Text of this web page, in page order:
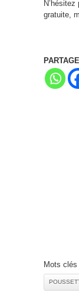
gratuite,
Mots clés